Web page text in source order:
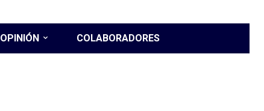
OPINIÓN COLABORADORES